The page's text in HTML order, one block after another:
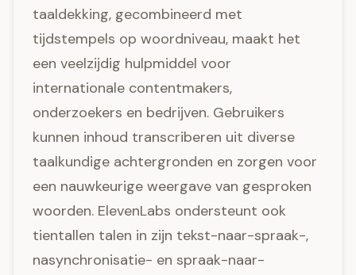
taaldekking, gecombineerd met
tijdstempels op woordniveau, maakt het
een veelzijdig hulpmiddel voor
internationale contentmakers,
onderzoekers en bedrijven. Gebruikers
kunnen inhoud transcriberen uit diverse
taalkundige achtergronden en zorgen voor
een nauwkeurige weergave van gesproken
woorden. ElevenLabs ondersteunt ook
tientallen talen in zijn tekst-naar-spraak-,
nasynchronisatie- en spraak-naar-